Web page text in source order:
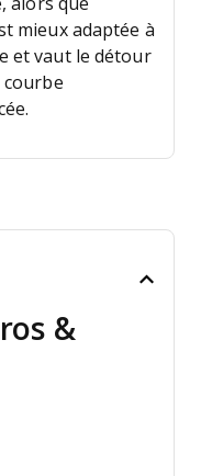
alors que
mieux adaptée à
et vaut le détour
courbe
&